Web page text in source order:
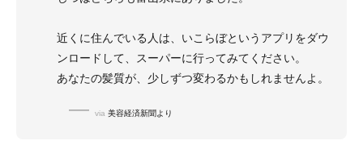
近くに住んでいる人は、いこらぼというアプリをダウ
ンロードして、スーパーに行ってみてください。
あなたの髪質が、少しずつ変わるかもしれませんよ。
via 美容経済新聞より